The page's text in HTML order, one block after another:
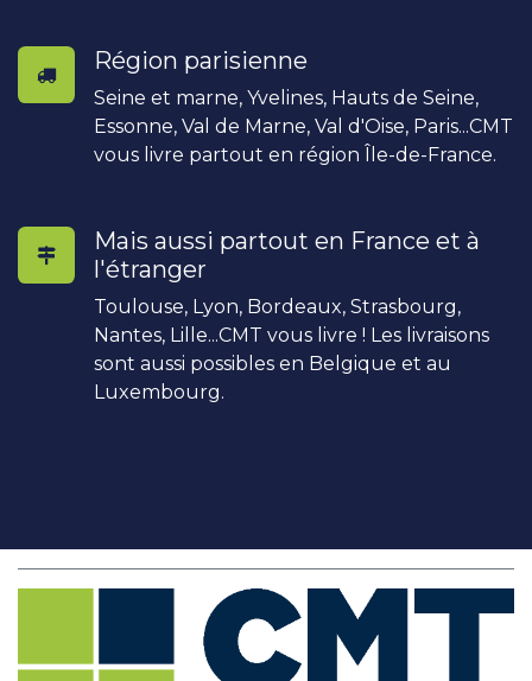
Région parisienne
Seine et marne, Yvelines, Hauts de Seine,
Essonne, Val de Marne, Val d'Oise, Paris...CMT
vous livre partout en région Île-de-France.
Mais aussi partout en France et à
l'étranger
Toulouse, Lyon, Bordeaux, Strasbourg,
Nantes, Lille...CMT vous livre ! Les livraisons
sont aussi possibles en Belgique et au
Luxembourg.